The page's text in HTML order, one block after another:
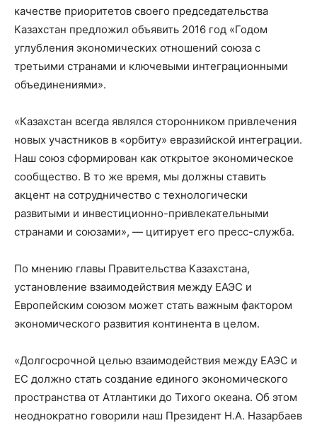
качестве приоритетов своего председательства
Казахстан предложил объявить 2016 год «Годом
углубления экономических отношений союза с
третьими странами и ключевыми интеграционными
объединениями».
«Казахстан всегда являлся сторонником привлечения
новых участников в «орбиту» евразийской интеграции.
Наш союз сформирован как открытое экономическое
сообщество. В то же время, мы должны ставить
акцент на сотрудничество с технологически
развитыми и инвестиционно-привлекательными
странами и союзами», — цитирует его пресс-служба.
По мнению главы Правительства Казахстана,
установление взаимодействия между ЕАЭС и
Европейским союзом может стать важным фактором
экономического развития континента в целом.
«Долгосрочной целью взаимодействия между ЕАЭС и
ЕС должно стать создание единого экономического
пространства от Атлантики до Тихого океана. Об этом
неоднократно говорили наш Президент Н.А. Назарбаев